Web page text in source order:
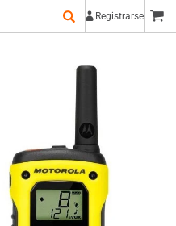
Registrarse